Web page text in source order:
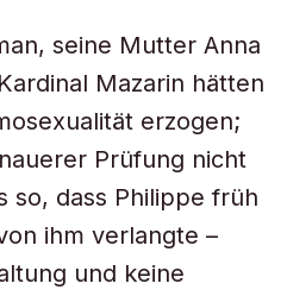
seine Mutter Anna
Mazarin hätten
erzogen;
Prüfung nicht
so, dass Philippe früh
ihm verlangte –
und keine